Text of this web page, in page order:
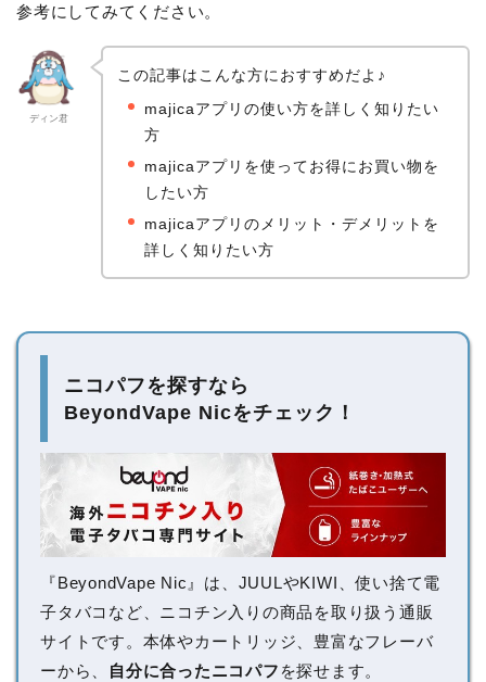
参考にしてみてください。
ディン君
この記事はこんな方におすすめだよ♪
majicaアプリの使い方を詳しく知りたい
方
majicaアプリを使ってお得にお買い物を
したい方
majicaアプリのメリット・デメリットを
詳しく知りたい方
ニコパフを探すなら
BeyondVape Nicをチェック！
『BeyondVape Nic』は、JUULやKIWI、使い捨て電
子タバコなど、ニコチン入りの商品を取り扱う通販
サイトです。本体やカートリッジ、豊富なフレーバ
ーから、
自分に合ったニコパフ を探せます。